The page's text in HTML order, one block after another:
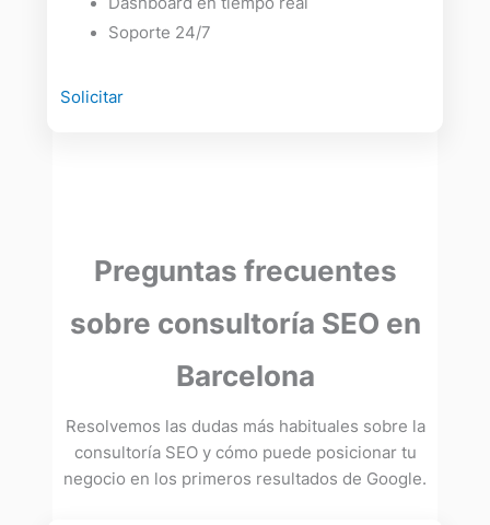
Soporte 24/7
Solicitar
Preguntas frecuentes
sobre consultoría SEO en
Barcelona
Resolvemos las dudas más habituales sobre la
consultoría SEO y cómo puede posicionar tu
negocio en los primeros resultados de Google.